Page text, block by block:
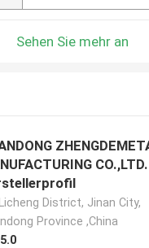
Sehen Sie mehr an
CO.,LTD.
Licheng District, Jinan City,
Province ,China
5.0